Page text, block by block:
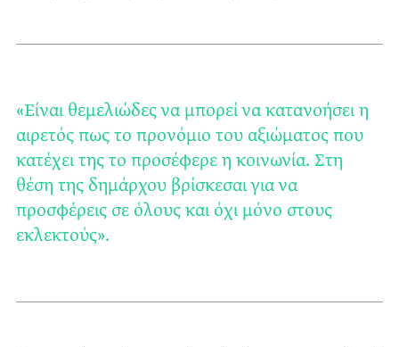
«Είναι θεμελιώδες να μπορεί να κατανοήσει η
αιρετός πως το προνόμιο του αξιώματος που
κατέχει της το προσέφερε η κοινωνία. Στη
θέση της δημάρχου βρίσκεσαι για να
προσφέρεις σε όλους και όχι μόνο στους
εκλεκτούς».